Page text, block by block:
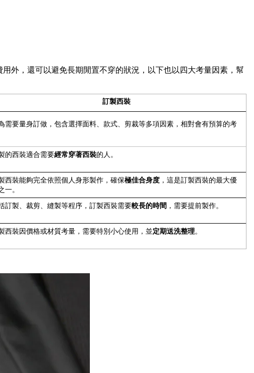
外，還可以避免長期閒置不穿的狀況，以下也以四大考量因素，幫
訂製西裝
需要量身訂做，包含選擇面料、款式、剪裁等多項因素，相對會有預算的考
的西裝適合需要經常穿著西裝的人。
西裝能夠完全依照個人身形製作，確保極佳合身度，這是訂製西裝的最大優
一。
訂製、裁剪、縫製等程序，訂製西裝需要較長的時間 ，需要提前製作。
西裝因價格或材質考量，需要特別小心使用，並定期送洗整理。